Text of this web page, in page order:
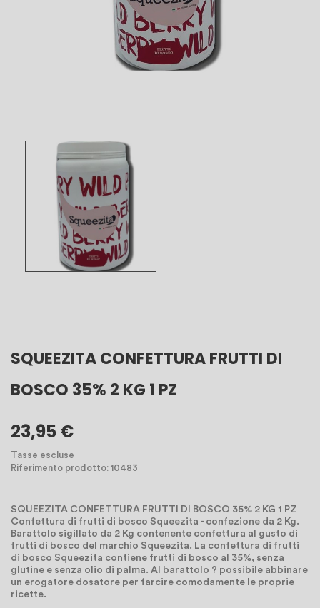
SQUEEZITA CONFETTURA FRUTTI DI
BOSCO 35% 2 KG 1 PZ
23,95 €
Tasse escluse
Riferimento prodotto: 10483
SQUEEZITA CONFETTURA FRUTTI DI BOSCO 35% 2 KG 1 PZ
Confettura di frutti di bosco Squeezita - confezione da 2 Kg.
Barattolo sigillato da 2 Kg contenente confettura al gusto di
frutti di bosco del marchio Squeezita. La confettura di frutti
di bosco Squeezita contiene frutti di bosco al 35%, senza
glutine e senza olio di palma. Al barattolo ? possibile abbinare
un erogatore dosatore per farcire comodamente le proprie
ricette.